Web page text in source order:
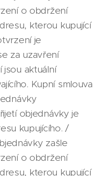
o obdržení
kterou kupující
je
za uzavření
aktuální
Kupní smlouva
objednávky je
kupujícího. /
zašle
o obdržení
kterou kupující